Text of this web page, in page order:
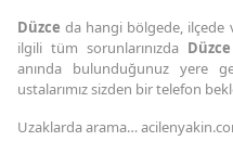
Düzce da hangi bölgede, ilçede
ilgili tüm sorunlarınızda
anında bulunduğunuz yere
ustalarımız sizden bir telefon
Uzaklarda arama…